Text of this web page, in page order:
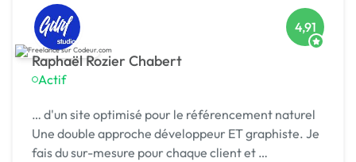
Raphaël Rozier Chabert
Actif
4,91
… d'un site optimisé pour le référencement naturel
Une double approche développeur ET graphiste. Je
fais du sur-mesure pour chaque client et …